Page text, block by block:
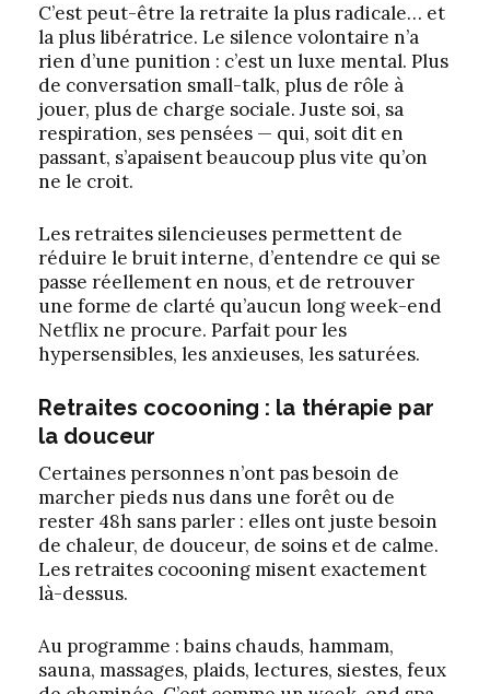
C’est peut-être la retraite la plus radicale… et
la plus libératrice. Le silence volontaire n’a
rien d’une punition : c’est un luxe mental. Plus
de conversation small-talk, plus de rôle à
jouer, plus de charge sociale. Juste soi, sa
respiration, ses pensées — qui, soit dit en
passant, s’apaisent beaucoup plus vite qu’on
ne le croit.
Les retraites silencieuses permettent de
réduire le bruit interne, d’entendre ce qui se
passe réellement en nous, et de retrouver
une forme de clarté qu’aucun long week-end
Netflix ne procure. Parfait pour les
hypersensibles, les anxieuses, les saturées.
Retraites cocooning : la thérapie par
la douceur
Certaines personnes n’ont pas besoin de
marcher pieds nus dans une forêt ou de
rester 48h sans parler : elles ont juste besoin
de chaleur, de douceur, de soins et de calme.
Les retraites cocooning misent exactement
là-dessus.
Au programme : bains chauds, hammam,
sauna, massages, plaids, lectures, siestes, feux